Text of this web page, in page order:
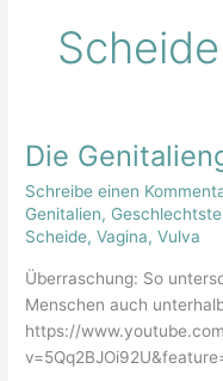
Scheide
Die
Schreibe einen
Genitalien,
Scheide,Vagina,Vulva
Überraschung: So
Menschen auch
https://
Die